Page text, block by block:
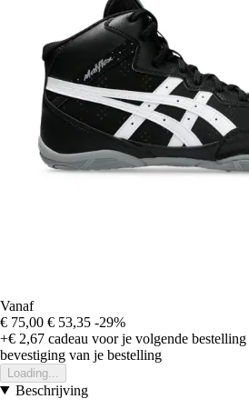
Vanaf
€ 75,00 € 53,35 -29%
+€ 2,67 cadeau voor je volgende bestelling
bevestiging van je bestelling
Loading...
Beschrijving